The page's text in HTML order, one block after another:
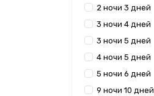
2 ночи 3 дней
3 ночи 4 дней
3 ночи 5 дней
4 ночи 5 дней
5 ночи 6 дней
9 ночи 10 дней